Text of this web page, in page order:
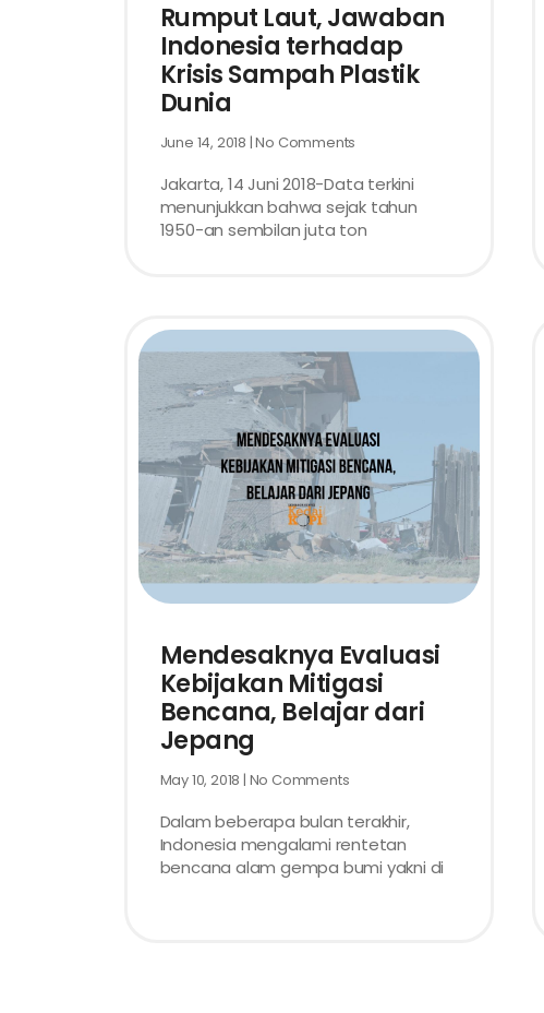
Rumput Laut, Jawaban
Indonesia terhadap
Krisis Sampah Plastik
Dunia
June 14, 2018 No Comments
Jakarta, 14 Juni 2018-Data terkini
menunjukkan bahwa sejak tahun
1950-an sembilan juta ton
Mendesaknya Evaluasi
Kebijakan Mitigasi
Bencana, Belajar dari
Jepang
May 10, 2018 No Comments
Dalam beberapa bulan terakhir,
Indonesia mengalami rentetan
bencana alam gempa bumi yakni di